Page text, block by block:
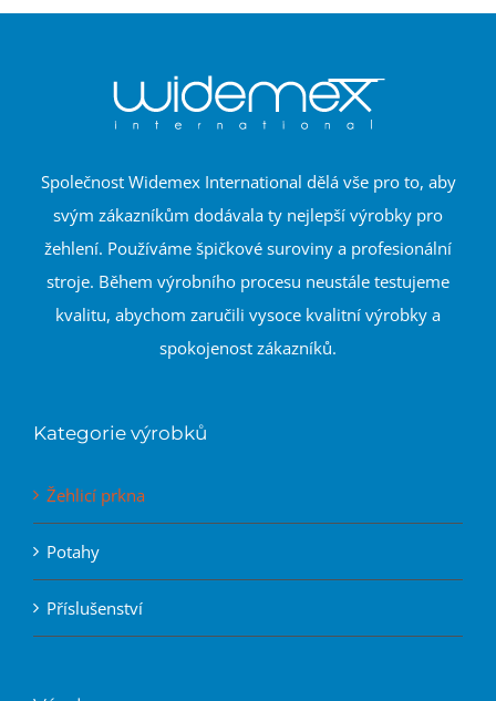
Společnost Widemex International dělá vše pro to, aby
svým zákazníkům dodávala ty nejlepší výrobky pro
žehlení. Používáme špičkové suroviny a profesionální
stroje. Během výrobního procesu neustále testujeme
kvalitu, abychom zaručili vysoce kvalitní výrobky a
spokojenost zákazníků.
Kategorie výrobků
Žehlicí prkna
Potahy
Příslušenství